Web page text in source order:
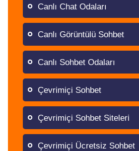
Canlı Chat Odaları
Canlı Görüntülü Sohbet
Canlı Sohbet Odaları
Çevrimiçi Sohbet
Çevrimiçi Sohbet Siteleri
Çevrimiçi Ücretsiz Sohbet